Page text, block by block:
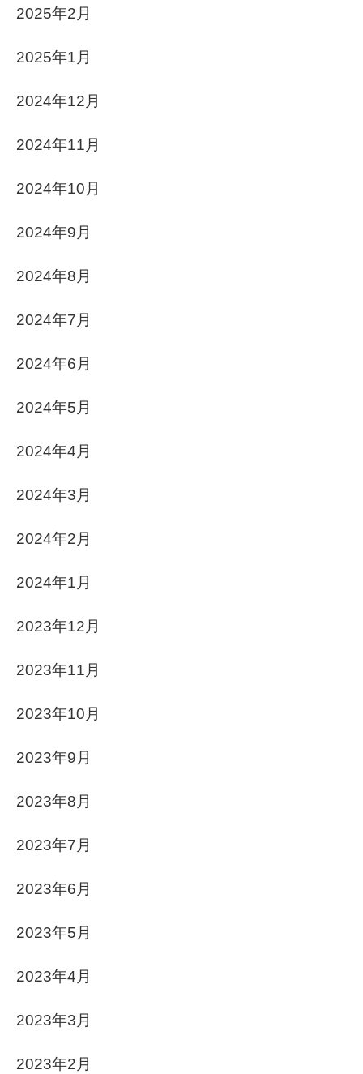
2025年2月
2025年1月
2024年12月
2024年11月
2024年10月
2024年9月
2024年8月
2024年7月
2024年6月
2024年5月
2024年4月
2024年3月
2024年2月
2024年1月
2023年12月
2023年11月
2023年10月
2023年9月
2023年8月
2023年7月
2023年6月
2023年5月
2023年4月
2023年3月
2023年2月